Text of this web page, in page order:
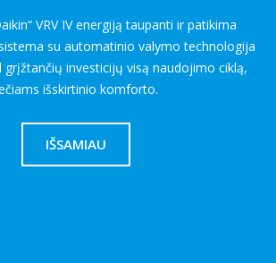
VRV IV energiją taupanti ir patikima
su automatinio valymo technologija
grįžtančių investicijų visą naudojimo ciklą,
išskirtinio komforto.
IŠSAMIAU